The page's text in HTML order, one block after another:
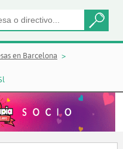
en Barcelona